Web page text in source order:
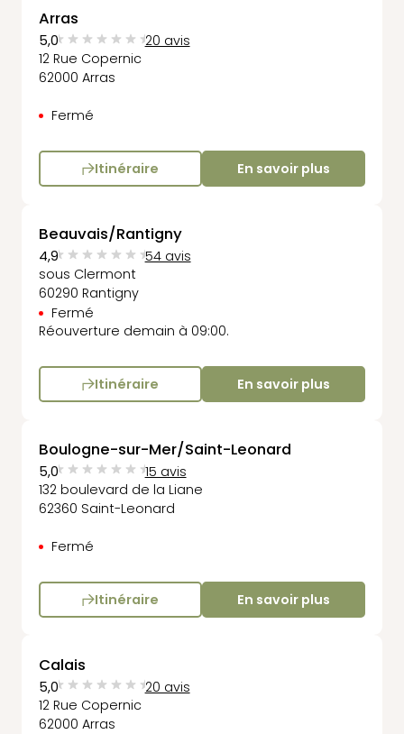
Arras
5,0
20 avis
12 Rue Copernic
62000 Arras
Fermé
Itinéraire En savoir plus
Beauvais/Rantigny
4,9
54 avis
sous Clermont
60290 Rantigny
Fermé
Réouverture demain à 09:00.
Itinéraire En savoir plus
Boulogne-sur-Mer/Saint-Leonard
5,0
15 avis
132 boulevard de la Liane
62360 Saint-Leonard
Fermé
Itinéraire En savoir plus
Calais
5,0
20 avis
12 Rue Copernic
62000 Arras